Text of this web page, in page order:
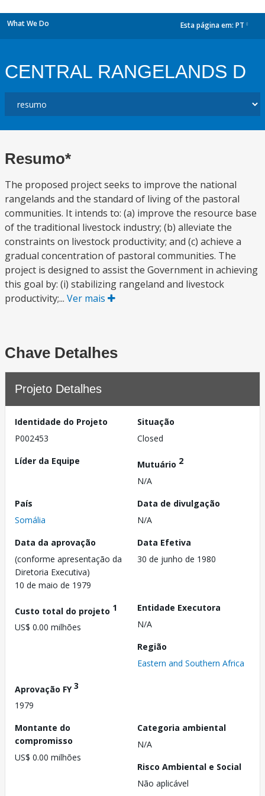
What We Do Esta página em: PT
CENTRAL RANGELANDS D
Resumo*
The proposed project seeks to improve the national
rangelands and the standard of living of the pastoral
communities. It intends to: (a) improve the resource base
of the traditional livestock industry; (b) alleviate the
constraints on livestock productivity; and (c) achieve a
gradual concentration of pastoral communities. The
project is designed to assist the Government in achieving
this goal by: (i) stabilizing rangeland and livestock
productivity;... Ver mais
Chave Detalhes
Projeto Detalhes
Identidade do Projeto
P002453
Situação
Closed
Líder da Equipe
Mutuário 2
N/A
País
Somália
Data de divulgação
N/A
Data da aprovação
(conforme apresentação da
Diretoria Executiva)
10 de maio de 1979
Data Efetiva
30 de junho de 1980
Custo total do projeto 1
US$ 0.00 milhões
Entidade Executora
N/A
Região
Eastern and Southern Africa
Aprovação FY3
1979
Montante do
compromisso
US$ 0.00 milhões
Categoria ambiental
N/A
Risco Ambiental e Social
Não aplicável